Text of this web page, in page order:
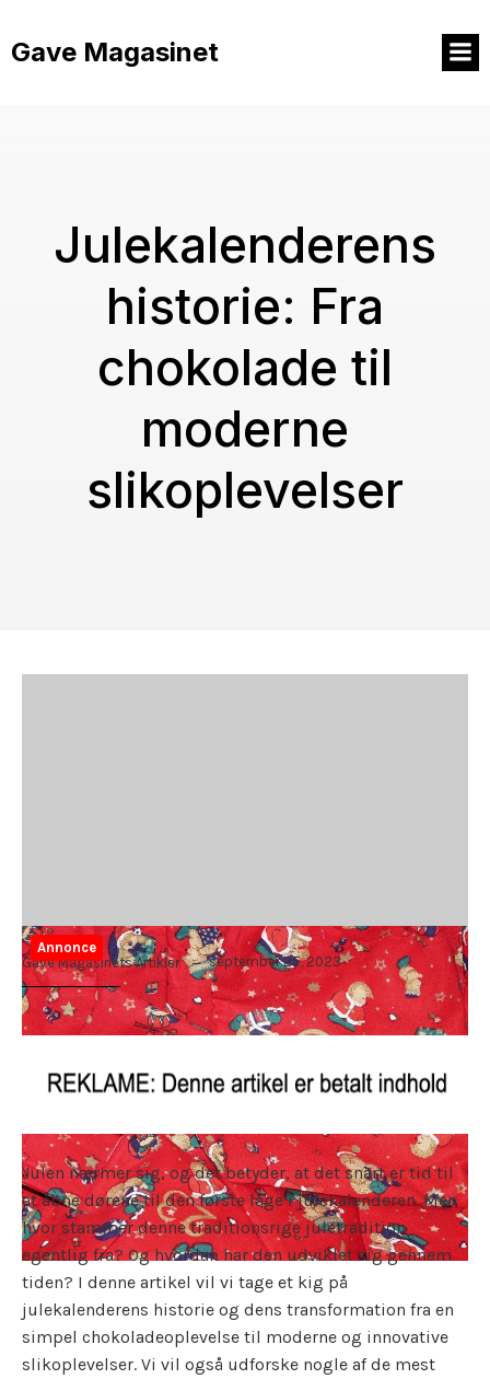
indhold
Gave Magasinet
Julekalenderens
historie: Fra
chokolade til
moderne
slikoplevelser
Annonce
Gave Magasinets Artikler
september 25, 2023
Julen nærmer sig, og det betyder, at det snart er tid til
at åbne dørene til den første låge i julekalenderen. Men
hvor stammer denne traditionsrige juletradition
egentlig fra? Og hvordan har den udviklet sig gennem
tiden? I denne artikel vil vi tage et kig på
julekalenderens historie og dens transformation fra en
simpel chokoladeoplevelse til moderne og innovative
slikoplevelser. Vi vil også udforske nogle af de mest